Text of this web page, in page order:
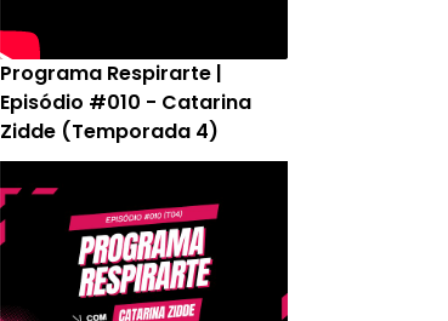
Programa Respirarte |
Episódio #010 - Catarina
Zidde (Temporada 4)